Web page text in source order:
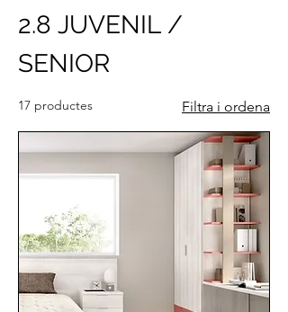
2.8 JUVENIL /
SENIOR
17 productes Filtra i ordena